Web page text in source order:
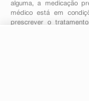
alguma, a medicação
médico está em
prescrever o